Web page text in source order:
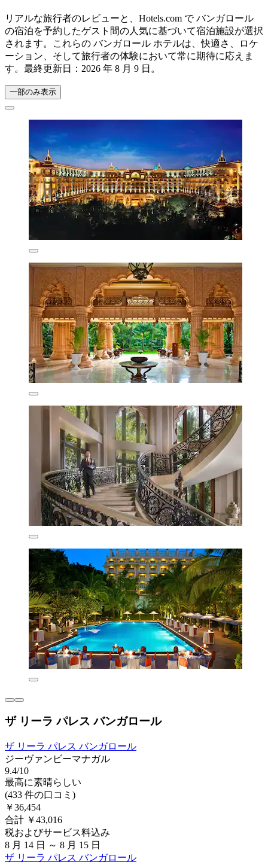
リアルな旅行者のレビューと、Hotels.com で バンガロール
の宿泊を予約したゲスト間の人気に基づいて宿泊施設が選択
されます。これらの バンガロール ホテルは、快適さ、ロケ
ーション、そして旅行者の体験において常に期待に応えま
す。最終更新日： 2026 年 8 月 9 日 。
一部のみ表示
ザ リーラ パレス バンガロール
ザ リーラ パレス バンガロール
ジーヴァンビーマナガル
9.4/10
最高に素晴らしい
(433 件の口コミ)
￥36,454
合計 ￥43,016
税およびサービス料込み
8 月 14 日 ～ 8 月 15 日
ザ リーラ パレス バンガロール